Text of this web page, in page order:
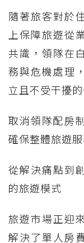
隨著旅客對於
上保障旅遊從
共識，領隊在
務與危機處理
立且不受干擾
取消領隊配房
確保整體旅遊
從解決痛點到
的旅遊模式
旅遊市場正迎
解決了單人房